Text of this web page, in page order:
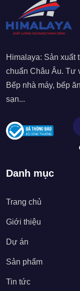
Himalaya: Sản xuất
chuẩn Châu Âu. Tư
Bếp nhà máy, bếp
sạn...
Danh mục
Trang chủ
Giới thiệu
Dự án
Sản phẩm
Tin tức